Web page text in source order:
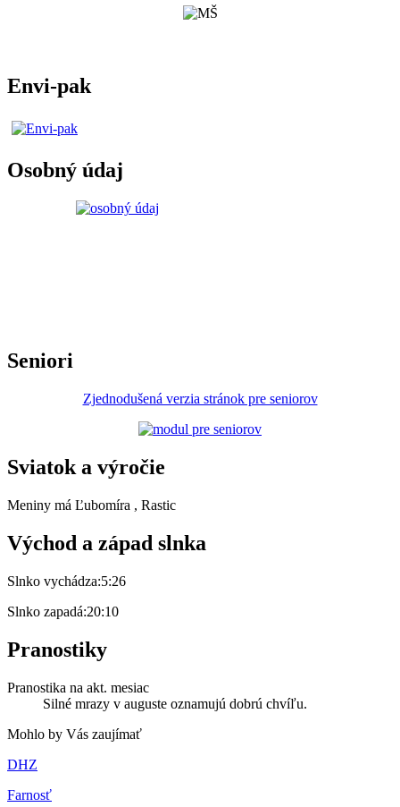
Envi-pak
Osobný údaj
Seniori
Zjednodušená verzia stránok pre seniorov
Sviatok a výročie
Meniny má Ľubomíra , Rastic
Východ a západ slnka
Slnko vychádza:5:26
Slnko zapadá:20:10
Pranostiky
Pranostika na akt. mesiac
Silné mrazy v auguste oznamujú dobrú chvíľu.
Mohlo by Vás zaujímať
DHZ
Farnosť